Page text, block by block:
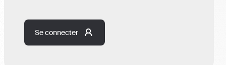
Se connecter